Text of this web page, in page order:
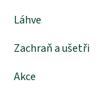
Láhve
Zachraň a ušetři
Akce